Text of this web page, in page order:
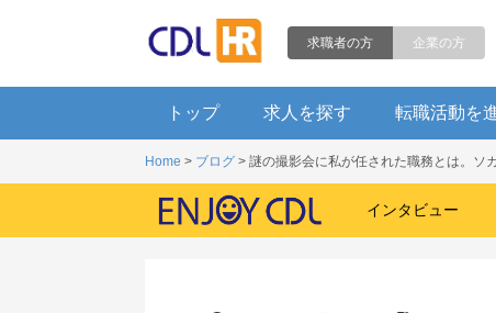
求職者の方 企業の方
トップ 求人を探す 転職活動を
Home > ブログ > 謎の撮影会に私が任された職務とは。ソ
インタビュー